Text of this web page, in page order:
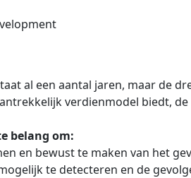
al een aantal jaren, maar de
verdienmodel biedt,
belang om:
en bewust te maken van het
te detecteren en de